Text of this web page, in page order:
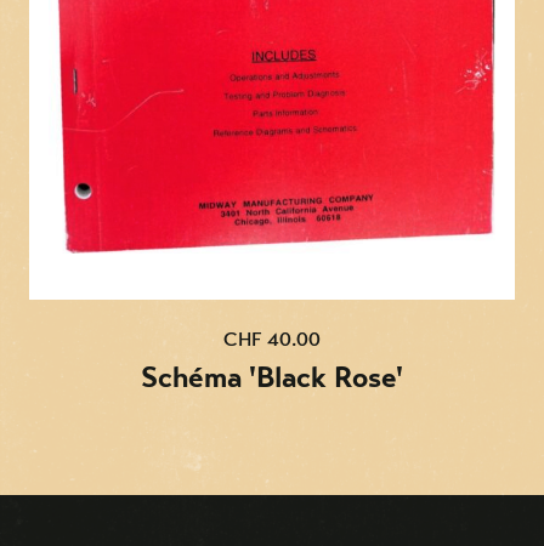
CHF 40.00
Schéma 'Black Rose'